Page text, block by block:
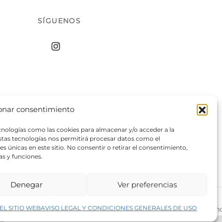
consentimiento
como las cookies para almacenar y/o acceder a la
tecnologías nos permitirá procesar datos como el
únicas en este sitio. No consentir o retirar el consentimiento,
y funciones.
Denegar Ver preferencias
SITIO WEBAVISO LEGAL Y CONDICIONES GENERALES DE USO
SÍGUENOS
del sitio web ©2026 Decopintur- todos los